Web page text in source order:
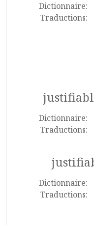
Dictionnaire:
Traductions:
Dictionnaire:
Traductions:
Dictionnaire:
Traductions: